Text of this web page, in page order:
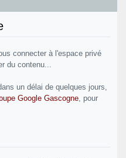
connecter à l'espace privé
du contenu...
dans un délai de quelques jours,
Google Gascogne , pour